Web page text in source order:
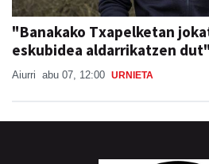
"Banakako Txapelketan
eskubidea aldarrikatzen dut"
Aiurri abu 07, 12:00 URNIETA